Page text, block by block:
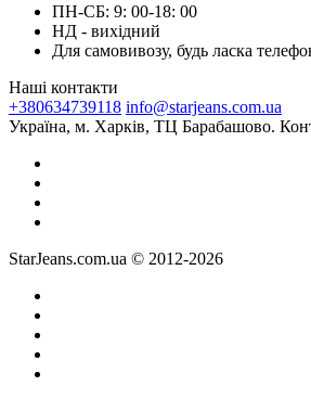
ПН-СБ: 9: 00-18: 00
НД - вихідний
Для самовивозу, будь ласка
Наші контакти
+380634739118 info@starjeans.com.ua
Україна, м. Харків, ТЦ Барабашово.
StarJeans.com.ua © 2012-2026